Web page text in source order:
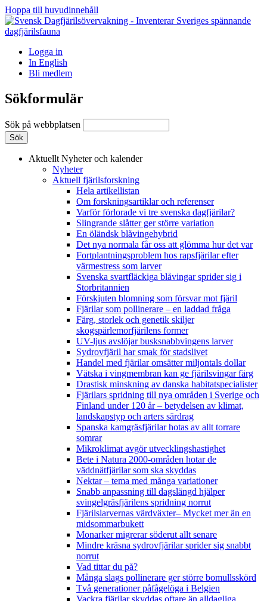
Hoppa till huvudinnehåll
Logga in
In English
Bli medlem
Sökformulär
Sök på webbplatsen
Aktuellt Nyheter och kalender
Nyheter
Aktuell fjärilsforskning
Hela artikellistan
Om forskningsartiklar och referenser
Varför förlorade vi tre svenska dagfjärilar?
Slingrande slåtter ger större variation
En öländsk blåvingehybrid
Det nya normala får oss att glömma hur det var
Fortplantningsproblem hos rapsfjärilar efter
värmestress som larver
Svenska svartfläckiga blåvingar sprider sig i
Storbritannien
Förskjuten blomning som försvar mot fjäril
Fjärilar som pollinerare – en laddad fråga
Färg, storlek och genetik skiljer
skogspärlemorfjärilens former
UV-ljus avslöjar busksnabbvingens larver
Sydrovfjäril har smak för stadslivet
Handel med fjärilar omsätter miljontals dollar
Vätska i vingmembran kan ge fjärilsvingar färg
Drastisk minskning av danska habitatspecialister
Fjärilars spridning till nya områden i Sverige och
Finland under 120 år– betydelsen av klimat,
landskapstyp och arters särdrag
Spanska kamgräsfjärilar hotas av allt torrare
somrar
Mikroklimat avgör utvecklingshastighet
Bete i Natura 2000-områden hotar de
väddnätfjärilar som ska skyddas
Nektar – tema med många variationer
Snabb anpassning till dagslängd hjälper
svingelgräsfjärilens spridning norrut
Fjärilslarvernas värdväxter– Mycket mer än en
midsommarbukett
Monarker migrerar söderut allt senare
Mindre kräsna sydrovfjärilar sprider sig snabbt
norrut
Vad tittar du på?
Många slags pollinerare ger större bomullsskörd
Två generationer påfågelöga i Belgien
Vackra fjärilar skyddas oftare än alldagliga